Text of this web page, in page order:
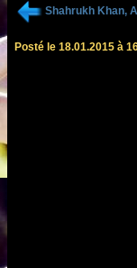
Shahrukh Khan,
Posté le 18.01.2015 à